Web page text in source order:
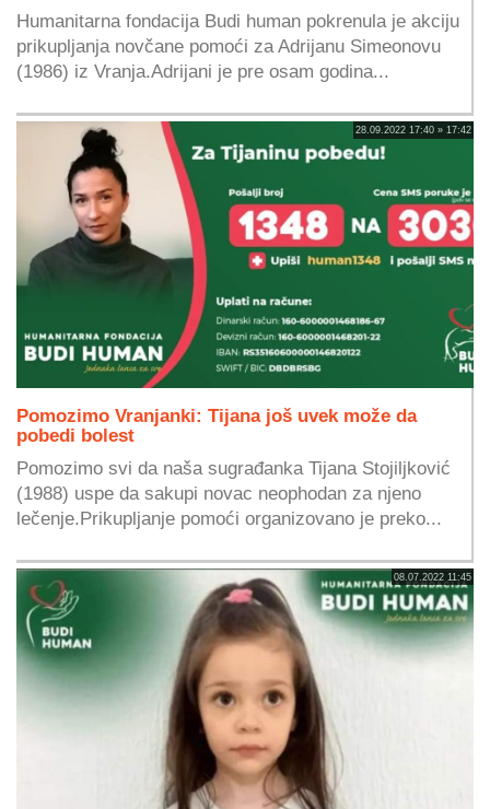
Humanitarna fondacija Budi human pokrenula je akciju
prikupljanja novčane pomoći za Adrijanu Simeonovu
(1986) iz Vranja.Adrijani je pre osam godina...
28.09.2022 17:40 » 17:42
Pomozimo Vranjanki: Tijana još uvek može da
pobedi bolest
Pomozimo svi da naša sugrađanka Tijana Stojiljković
(1988) uspe da sakupi novac neophodan za njeno
lečenje.Prikupljanje pomoći organizovano je preko...
08.07.2022 11:45